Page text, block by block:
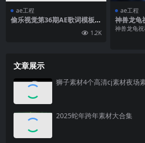
ae工程
偷乐视觉第36期AE歌词模板纸
1.2K
ae工程
神兽龙龟
神兽龙龟
文章展示
狮子素材4个高清cj素材夜场
2025蛇年跨年素材大合集